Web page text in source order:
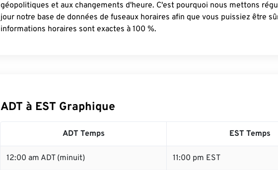
géopolitiques et aux changements d'heure. C'est pourquoi nous mettons
jour notre base de données de fuseaux horaires afin que vous puissiez être
informations horaires sont exactes à 100 %.
ADT à EST Graphique
ADT Temps EST Temps
12:00 am ADT (minuit) 11:00 pm EST